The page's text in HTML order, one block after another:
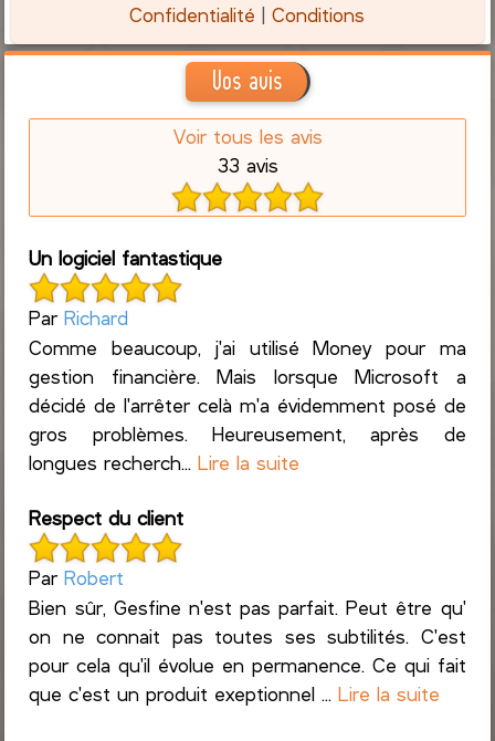
Confidentialité |Conditions
Vos avis
Voir tous les avis
33 avis
Un logiciel fantastique
ParRichard
Comme beaucoup, j'ai utilisé Money pour ma
gestion financière. Mais lorsque Microsoft a
décidé de l'arrêter celà m'a évidemment posé de
gros problèmes. Heureusement, après de
longues recherch...Lire la suite
Respect du client
ParRobert
Bien sûr, Gesfine n'est pas parfait. Peut être qu'
on ne connait pas toutes ses subtilités. C'est
pour cela qu'il évolue en permanence. Ce qui fait
que c'est un produit exeptionnel ...Lire la suite